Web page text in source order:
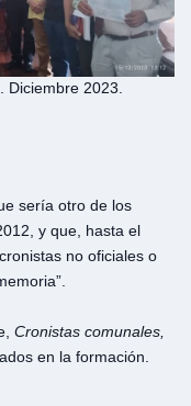
Diciembre 2023.
sería otro de los
y que, hasta el
no oficiales o
Cronistas comunales,
en la formación.